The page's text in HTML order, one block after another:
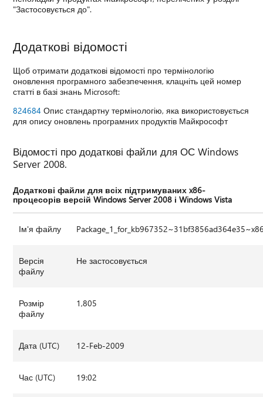
"Застосовується до".
Додаткові відомості
Щоб отримати додаткові відомості про термінологію
оновлення програмного забезпечення, клацніть цей номер
статті в базі знань Microsoft:
824684 Опис стандартну термінологію, яка використовується
для опису оновлень програмних продуктів Майкрософт
Відомості про додаткові файли для ОС Windows
Server 2008.
Додаткові файли для всіх підтримуваних x86-
процесорів версій Windows Server 2008 і Windows Vista
Ім'я файлу
Версія
файлу
Не застосовується
Розмір
файлу
1,805
Дата (UTC) 12-Feb-2009
Час (UTC) 19:02